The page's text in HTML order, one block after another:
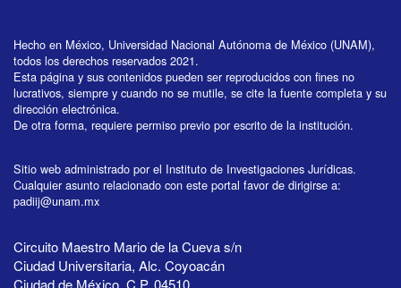
Hecho en México, Universidad Nacional Autónoma de México (UNAM),
todos los derechos reservados 2021.
Esta página y sus contenidos pueden ser reproducidos con fines no
lucrativos, siempre y cuando no se mutile, se cite la fuente completa y su
dirección electrónica.
De otra forma, requiere permiso previo por escrito de la institución.
Sitio web administrado por el Instituto de Investigaciones Jurídicas.
Cualquier asunto relacionado con este portal favor de dirigirse a:
padiij@unam.mx
Circuito Maestro Mario de la Cueva s/n
Ciudad Universitaria, Alc. Coyoacán
Ciudad de México, C.P. 04510